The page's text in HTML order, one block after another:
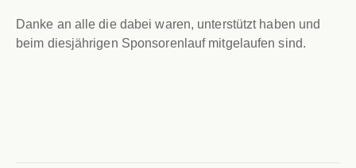
Danke an alle die dabei waren, unterstützt haben und
beim diesjährigen Sponsorenlauf mitgelaufen sind.